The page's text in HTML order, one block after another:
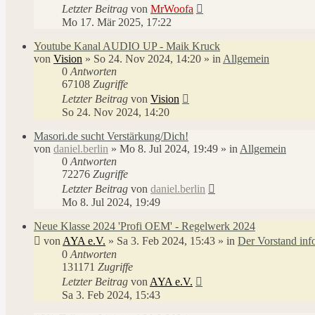
Letzter Beitrag von MrWoofa
Mo 17. Mär 2025, 17:22
Youtube Kanal AUDIO UP - Maik Kruck
von Vision » So 24. Nov 2024, 14:20 » in Allgemein
0 Antworten
67108 Zugriffe
Letzter Beitrag von Vision
So 24. Nov 2024, 14:20
Masori.de sucht Verstärkung/Dich!
von daniel.berlin » Mo 8. Jul 2024, 19:49 » in Allgemein
0 Antworten
72276 Zugriffe
Letzter Beitrag von daniel.berlin
Mo 8. Jul 2024, 19:49
Neue Klasse 2024 'Profi OEM' - Regelwerk 2024
von AYA e.V. » Sa 3. Feb 2024, 15:43 » in Der Vorstand
0 Antworten
131171 Zugriffe
Letzter Beitrag von AYA e.V.
Sa 3. Feb 2024, 15:43